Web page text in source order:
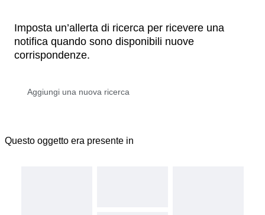
Imposta un’allerta di ricerca per ricevere una
notifica quando sono disponibili nuove
corrispondenze.
Questo oggetto era presente in